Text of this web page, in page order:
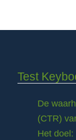
Test
De
(CTR)
Het